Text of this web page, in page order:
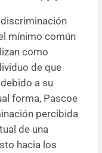
mínimo común
como
de que
a su
forma, Pascoe
percibida
de una
hacia los